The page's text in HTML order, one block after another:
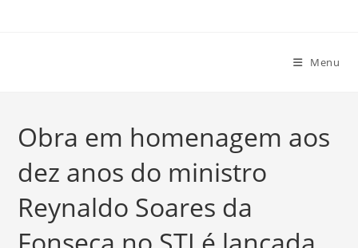
Menu
Obra em homenagem aos
dez anos do ministro
Reynaldo Soares da